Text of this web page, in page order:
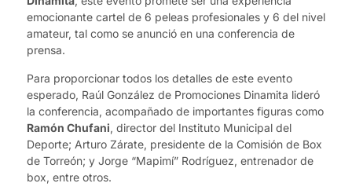
emocionante cartel de 6 peleas profesionales y 6 del nivel
amateur, tal como se anunció en una conferencia de
prensa.
Para proporcionar todos los detalles de este evento
esperado, Raúl González de Promociones Dinamita lideró
la conferencia, acompañado de importantes figuras como
Ramón Chufani, director del Instituto Municipal del
Deporte; Arturo Zárate, presidente de la Comisión de Box
de Torreón; y Jorge “Mapimí” Rodríguez, entrenador de
box, entre otros.